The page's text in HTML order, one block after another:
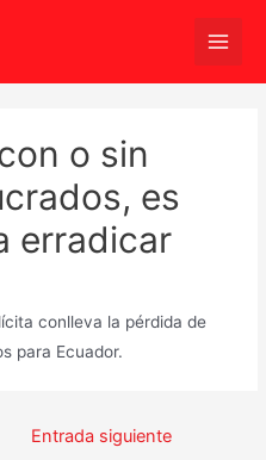
Main
o sin
es
erradicar
conlleva la pérdida de
para Ecuador.
Entrada siguiente